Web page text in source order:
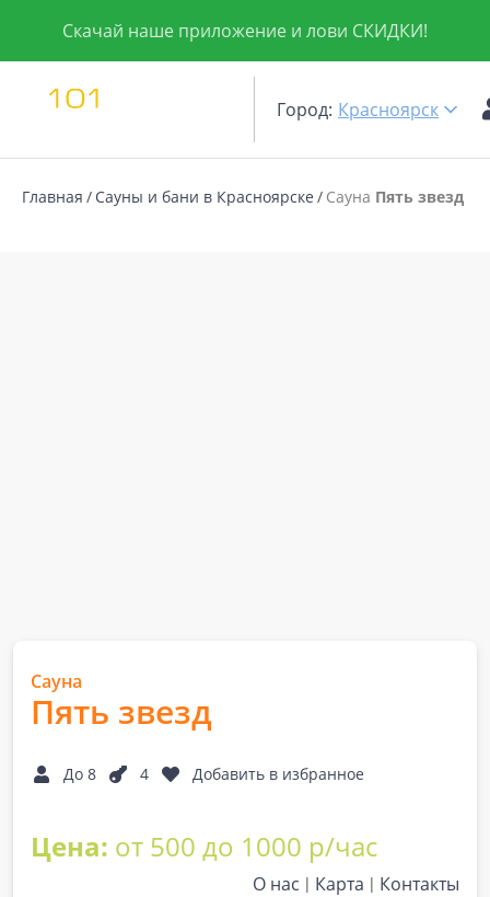
Скачай наше приложение и лови СКИДКИ!
Город: Красноярск
Главная Сауны и бани в Красноярске Сауна Пять звезд
Сауна
Пять звезд
До 8 4 Добавить в избранное
Цена: от 500 до 1000 р/час
О нас Карта Контакты